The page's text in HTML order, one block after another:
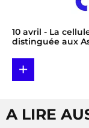
10 avril - La
distinguée aux
+
A LIRE